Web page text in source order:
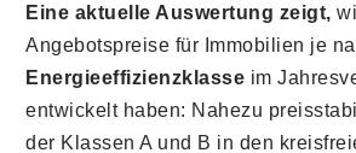
Eine aktuelle Auswertung zeigt,
Angebotspreise für Immobilien je
Energieeffizienzklasse im
entwickelt haben: Nahezu
der Klassen A und B in den